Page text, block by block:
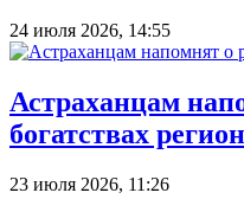
24 июля 2026, 14:55
Астраханцам
богатствах
23 июля 2026, 11:26